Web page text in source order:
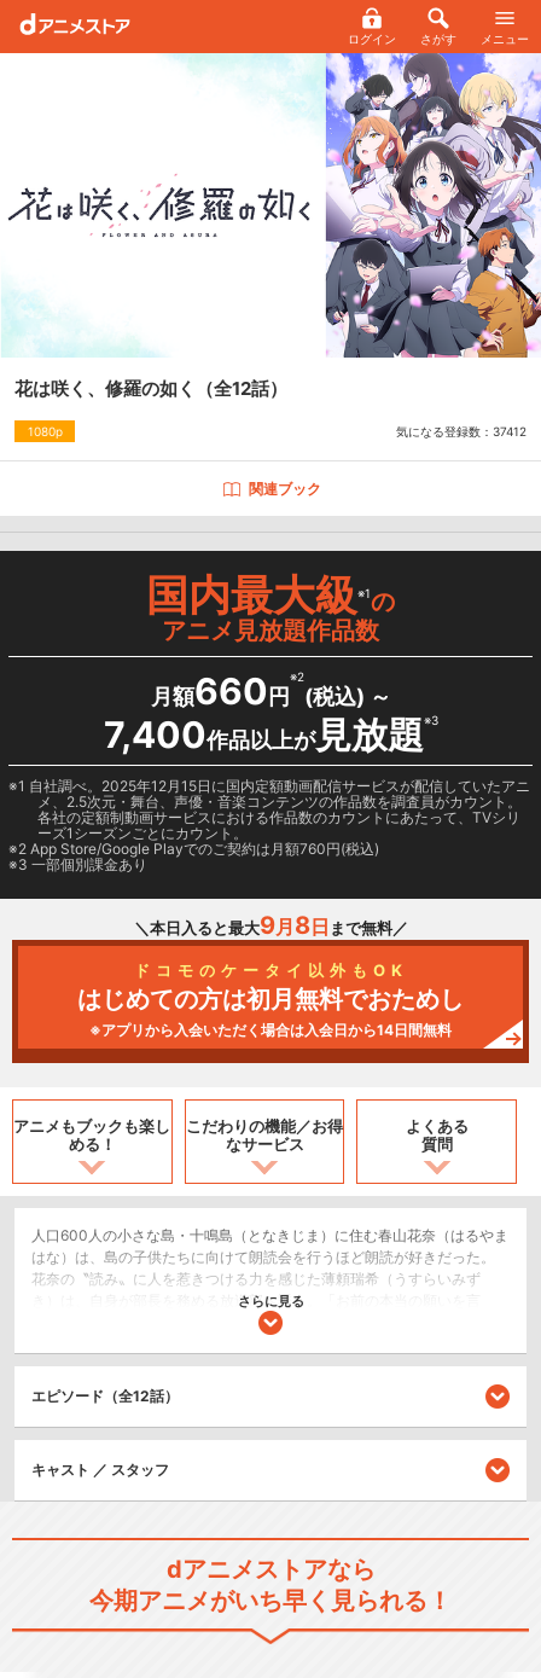
ログイン さがす メニュー
花は咲く、修羅の如く （全12話）
1080p 気になる登録数： 37412
関連ブック
国内最大級※1の
アニメ見放題作品数
月額660 円
※2
(税込) ～
7,400作品以上が見放題※3
1 自社調べ。2025年12月15日に国内定額動画配信サービスが配信していたアニ
メ、2.5次元・舞台、声優・音楽コンテンツの作品数を調査員がカウント。
各社の定額制動画サービスにおける作品数のカウントにあたって、TVシリ
ーズ1シーズンごとにカウント。
2 App Store/Google Playでのご契約は月額760円(税込)
3 一部個別課金あり
＼本日入ると最大9月 8日 まで無料／
ドコモのケータイ以外もOK
はじめての方は初月無料でおためし
※アプリから入会いただく場合は入会日から14日間無料
アニメもブックも楽し
める！
こだわりの機能／お得
なサービス
よくある
質問
人口600人の小さな島・十鳴島（となきじま）に住む春山花奈（はるやま
はな）は、島の子供たちに向けて朗読会を行うほど朗読が好きだった。
花奈の〝読み〟に人を惹きつける力を感じた薄頼瑞希（うすらいみず
き）は、自身が部長を務める放送部へ誘う。「お前の本当の願いを言
え、アタシが叶えてやる」「私、放送部に入りたいです」入部を決意し
な朗読を深めていく…。
ドラマ/青春
さらに見る
エピソード（全12話）
キャスト ／ スタッフ
dアニメストアなら
今期アニメがいち早く見られる！